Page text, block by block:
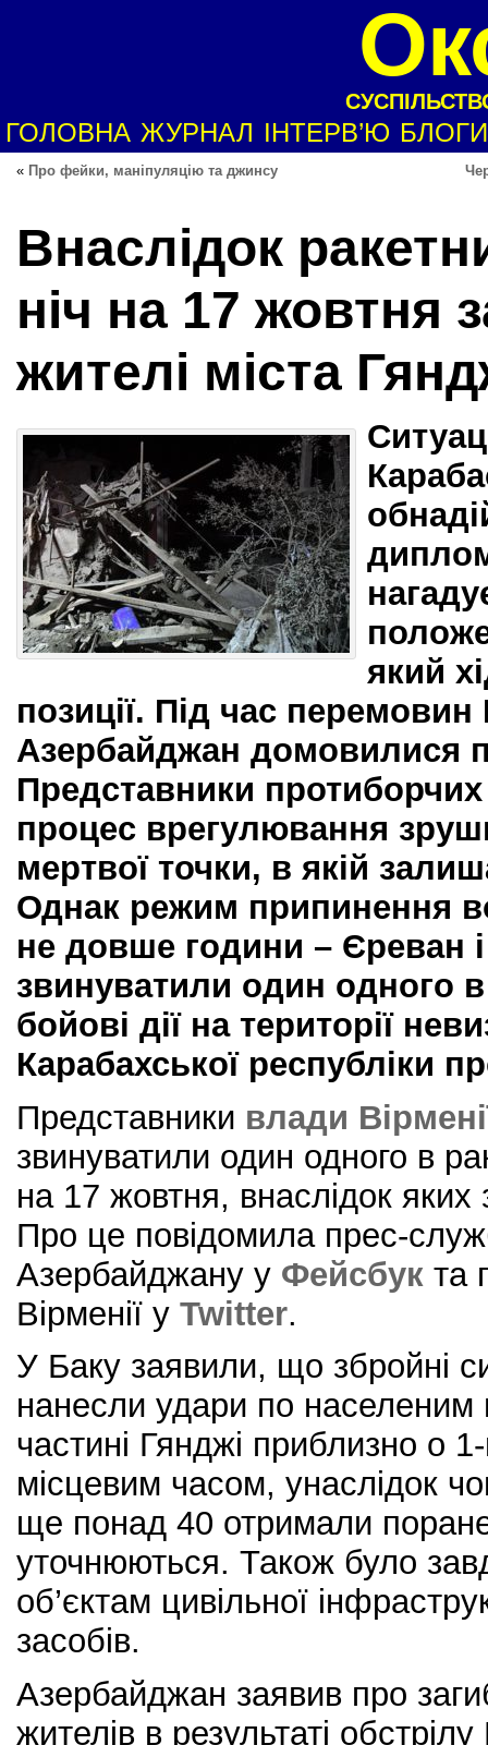
ГОЛОВНА ЖУРНАЛ ІНТЕРВ’Ю БЛОГИ
« Про фейки, маніпуляцію та джинсу
Внаслідок
ніч на 17 жовтня
жителі міста
який
позиції. Під час перемовин
Азербайджан домовилися
Представники
процес врегулювання
мертвої точки, в якій
Однак режим припинення
не довше години – Єреван
звинуватили один одного
бойові дії на території
Карабахської республіки
Представники влади
звинуватили один одного в
на 17 жовтня, внаслідок яких
Про це повідомила прес-
Азербайджану у Фейсбук та
Вірменії у Twitter.
У Баку заявили, що збройні
нанесли удари по населеним
частині Гянджі приблизно о 1-
місцевим часом, унаслідок
ще понад 40 отримали
уточнюються. Також було
об’єктам цивільної
засобів.
Азербайджан заявив про
жителів в результаті